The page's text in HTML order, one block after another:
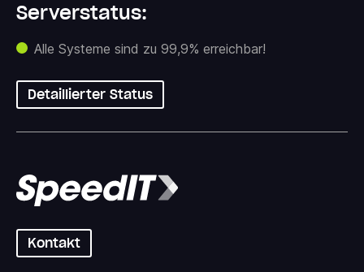
Serverstatus:
Alle Systeme sind zu 99,9% erreichbar!
Detaillierter Status
Kontakt